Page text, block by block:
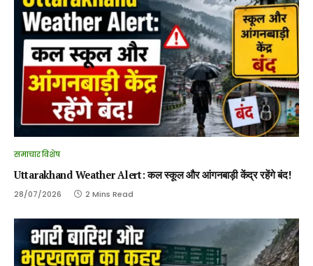
समाचार विशेष
Uttarakhand Weather Alert: कल स्कूल और आंगनबाड़ी केंद्र रहेंगे बंद!
28/07/2026 2 Mins Read